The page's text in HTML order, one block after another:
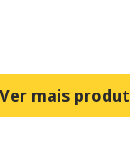
Ver mais